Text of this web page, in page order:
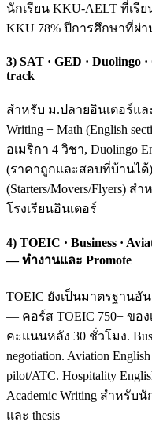
นักเรียน KKU-AELT ที่เรี
KKU 78% ปีการศึกษาที่ผ่า
3) SAT · GED ·
track
สำหรับ ม.ปลายอินเตอร์แล
Writing + Math (English
อเมริกา 4 วิชา, Duolingo
(ราคาถูกและสอบที่บ้านได้),
(Starters/Movers/Flyers)
โรงเรียนอินเตอร์
4) TOEIC · Business ·
— ทำงานและ Promote
TOEIC ยังเป็นมาตรฐาน
— คอร์ส TOEIC 750+ ขอ
คะแนนหลัง 30 ชั่วโมง.
negotiation. Aviation
pilot/ATC. Hospitality
Academic Writing สำหรับ
และ thesis